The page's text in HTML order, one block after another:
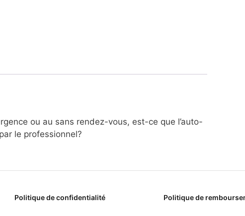
ou au sans rendez-vous, est-ce que l’auto-
le professionnel?
Politique de confidentialité Politique de